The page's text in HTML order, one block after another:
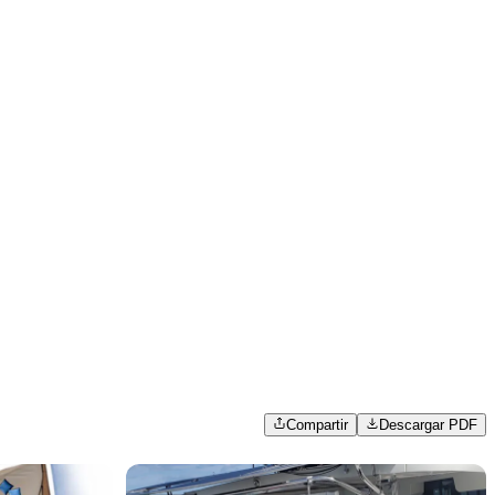
Compartir Descargar PDF